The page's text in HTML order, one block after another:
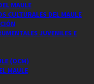
MAULE
CULTURALES DEL MAULE
JUVENILES E
(OCM)
MAULE